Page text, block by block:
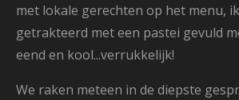
met lokale gerechten op het menu,
getrakteerd met een pastei gevuld
eend en kool...verrukkelijk!
We raken meteen in de diepste